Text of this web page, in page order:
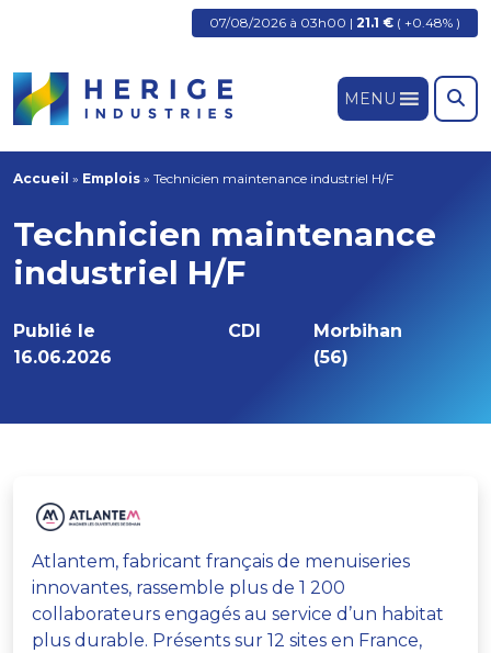
07/08/2026 à 03h00 | 21.1 € ( +0.48% )
MENU
Accueil » Emplois » Technicien maintenance industriel H/F
Technicien maintenance
industriel H/F
Publié le
16.06.2026
CDI
Morbihan
(56)
Atlantem, fabricant français de menuiseries
innovantes, rassemble plus de 1 200
collaborateurs engagés au service d’un habitat
plus durable. Présents sur 12 sites en France,